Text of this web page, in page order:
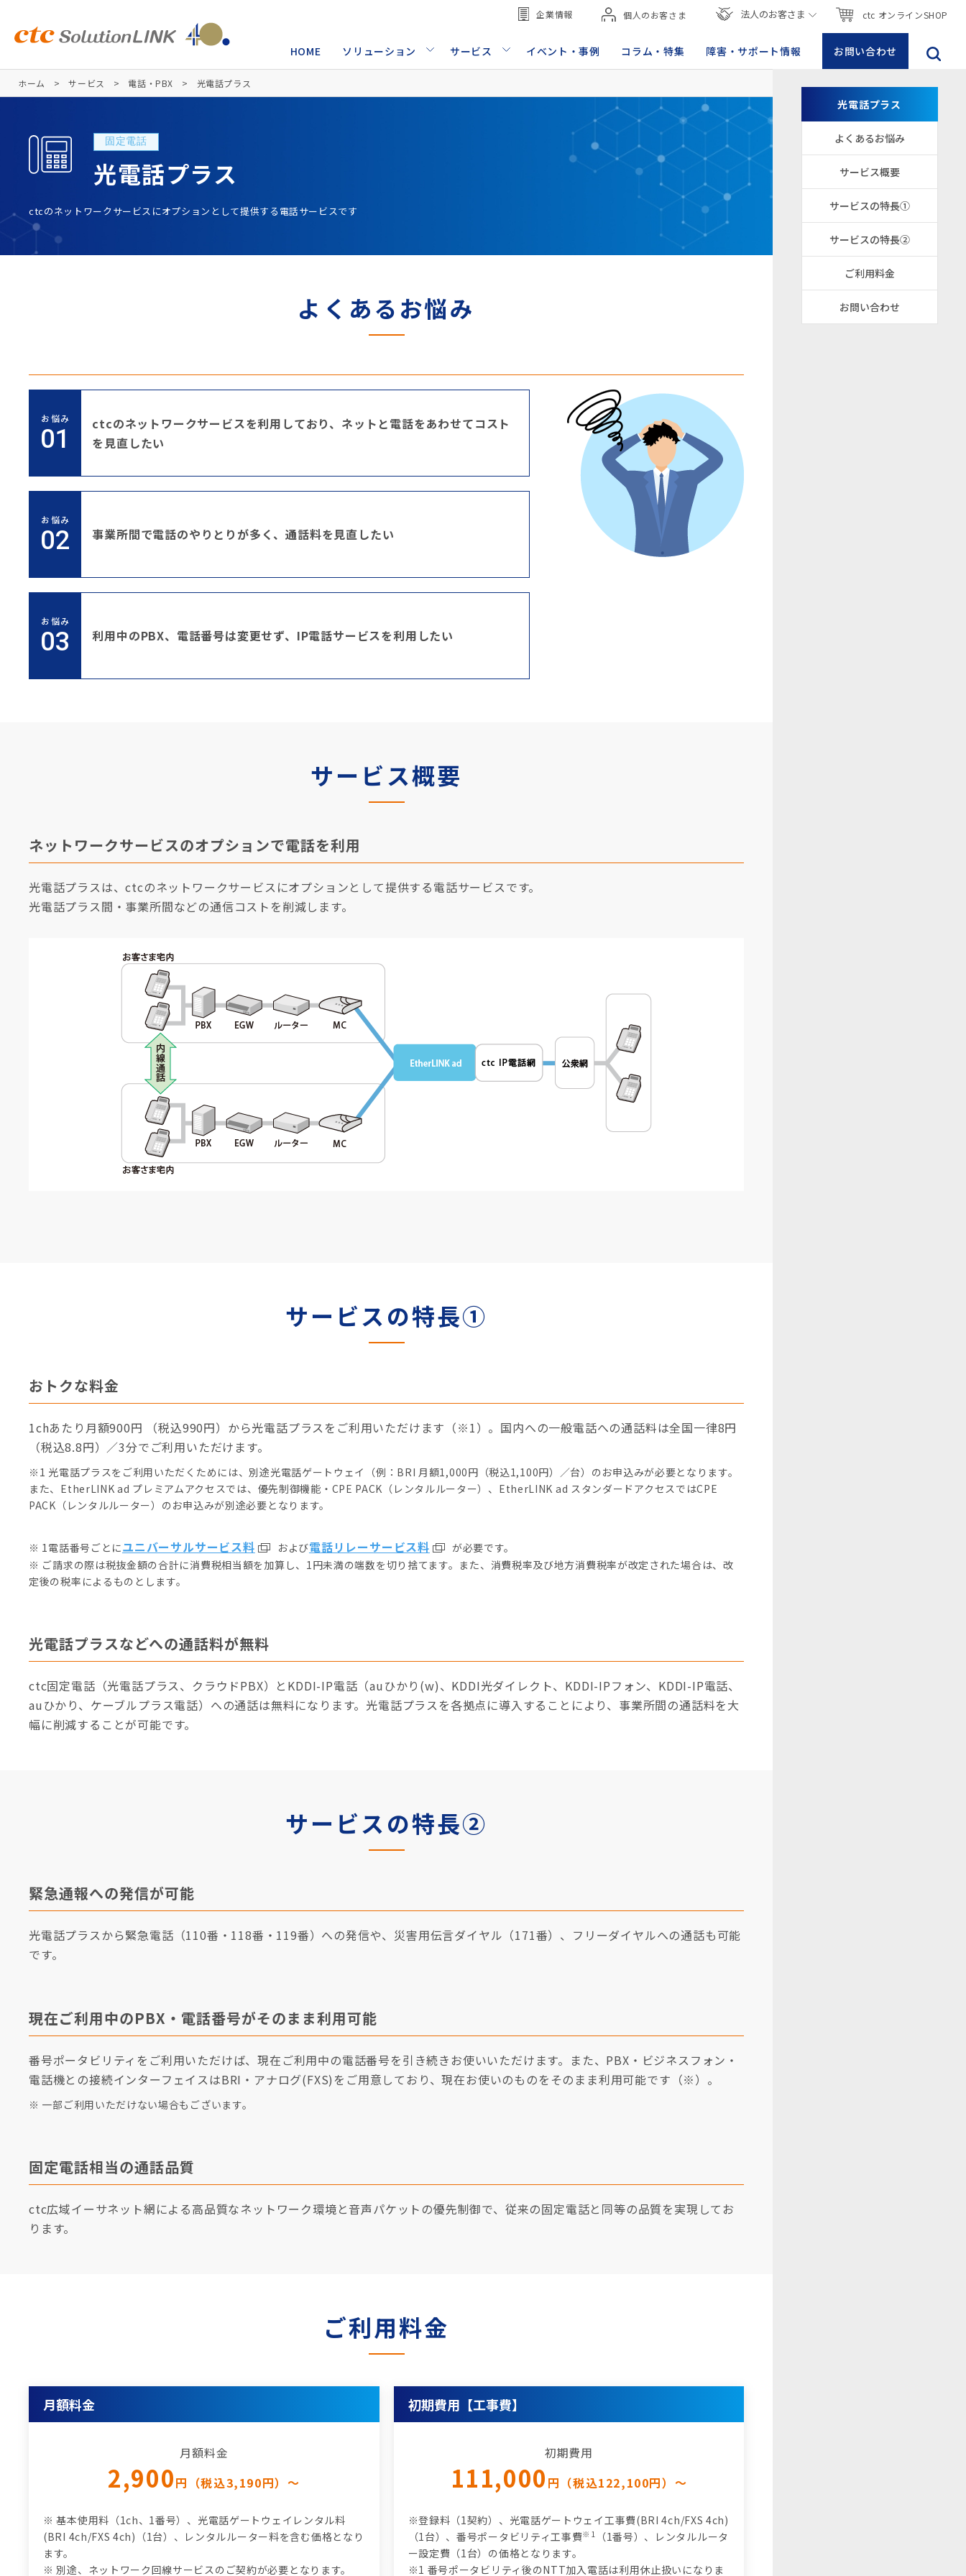
企業情報 個人のお客さま 法人のお客さま ctc オンラインSHOP
HOME ソリューション サービス イベント・事例 コラム・特集 障害・サポート情報 お問い合わせ
ホーム サービス 電話・PBX 光電話プラス
固定電話
光電話プラス
ctcのネットワークサービスにオプションとして提供する電話サービスです
よくあるお悩み
お悩み
ctcのネットワークサービスを利用しており、ネットと電話をあわせてコスト
を見直したい
お悩み
事業所間で電話のやりとりが多く、通話料を見直したい
お悩み
利用中のPBX、電話番号は変更せず、IP電話サービスを利用したい
サービス概要
ネットワークサービスのオプションで電話を利用
光電話プラスは、ctcのネットワークサービスにオプションとして提供する電話サービスです。
光電話プラス間・事業所間などの通信コストを削減します。
サービスの特長①
おトクな料金
1chあたり月額900円 （税込990円）から光電話プラスをご利用いただけます（※1）。国内への一般電話への通話料は全国一律8円
（税込8.8円）／3分でご利用いただけます。
※1 光電話プラスをご利用いただくためには、別途光電話ゲートウェイ（例：BRI 月額1,000円（税込1,100円）／台）のお申込みが必要となります。
また、EtherLINK ad プレミアムアクセスでは、優先制御機能・CPE PACK（レンタルルーター）、EtherLINK ad スタンダードアクセスではCPE
PACK（レンタルルーター）のお申込みが別途必要となります。
※ 1電話番号ごとにユニバーサルサービス料 および電話リレーサービス料
が必要です。
※ ご請求の際は税抜金額の合計に消費税相当額を加算し、1円未満の端数を切り捨てます。また、消費税率及び地方消費税率が改定された場合は、改
定後の税率によるものとします。
光電話プラスなどへの通話料が無料
ctc固定電話（光電話プラス、クラウドPBX）とKDDI-IP電話（auひかり(w)、KDDI光ダイレクト、KDDI-IPフォン、KDDI-IP電話、
auひかり、ケーブルプラス電話）への通話は無料になります。光電話プラスを各拠点に導入することにより、事業所間の通話料を大
幅に削減することが可能です。
サービスの特長②
緊急通報への発信が可能
光電話プラスから緊急電話（110番・118番・119番）への発信や、災害用伝言ダイヤル（171番）、フリーダイヤルへの通話も可能
です。
現在ご利用中のPBX・電話番号がそのまま利用可能
番号ポータビリティをご利用いただけば、現在ご利用中の電話番号を引き続きお使いいただけます。また、PBX・ビジネスフォン・
電話機との接続インターフェイスはBRI・アナログ(FXS)をご用意しており、現在お使いのものをそのまま利用可能です（※）。
※ 一部ご利用いただけない場合もございます。
固定電話相当の通話品質
ctc広域イーサネット網による高品質なネットワーク環境と音声パケットの優先制御で、従来の固定電話と同等の品質を実現してお
ります。
ご利用料金
月額料金
月額料金
2,900円（税込3,190円）～
※ 基本使用料（1ch、1番号）、光電話ゲートウェイレンタル料
(BRI 4ch/FXS 4ch)（1台）、レンタルルーター料を含む価格となり
ます。
※ 別途、ネットワーク回線サービスのご契約が必要となります。
初期費用【工事費】
初期費用
111,000 円（税込122,100円）～
※登録料（1契約）、光電話ゲートウェイ工事費(BRI 4ch/FXS 4ch)
（1台）、番号ポータビリティ工事費※1
（1番号）、レンタルルータ
ー設定費（1台）の価格となります。
※1 番号ポータビリティ後のNTT加入電話は利用休止扱いになりま
光電話プラス
よくあるお悩み
サービス概要
サービスの特長①
サービスの特長②
ご利用料金
お問い合わせ